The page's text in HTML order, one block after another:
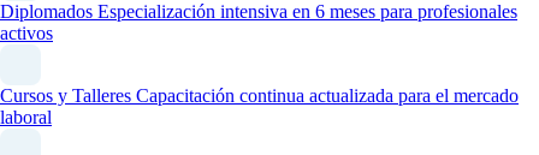
Diplomados Especialización intensiva en 6 meses para profesionales
activos
Cursos y Talleres Capacitación continua actualizada para el mercado
laboral